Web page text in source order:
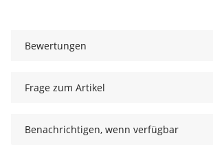
Bewertungen
Frage zum Artikel
Benachrichtigen, wenn verfügbar